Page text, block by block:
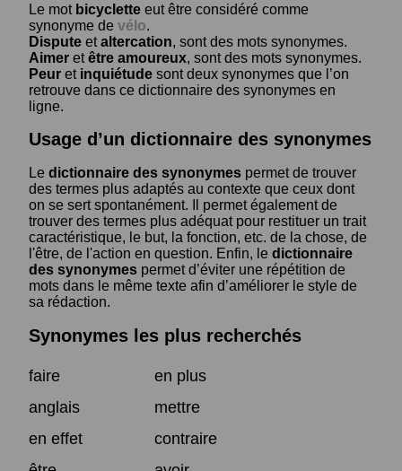
Le mot bicyclette eut être considéré comme
synonyme de vélo.
Dispute etaltercation, sont des mots synonymes.
Aimer etêtre amoureux, sont des mots synonymes.
Peur et inquiétude sont deux synonymes que l’on
retrouve dans ce dictionnaire des synonymes en
ligne.
Usage d’un dictionnaire des synonymes
Le dictionnaire des synonymes permet de trouver
des termes plus adaptés au contexte que ceux dont
on se sert spontanément. Il permet également de
trouver des termes plus adéquat pour restituer un trait
caractéristique, le but, la fonction, etc. de la chose, de
l'être, de l'action en question. Enfin, le dictionnaire
des synonymes permet d’éviter une répétition de
mots dans le même texte afin d’améliorer le style de
sa rédaction.
Synonymes les plus recherchés
faire
en plus
anglais
mettre
en effet
contraire